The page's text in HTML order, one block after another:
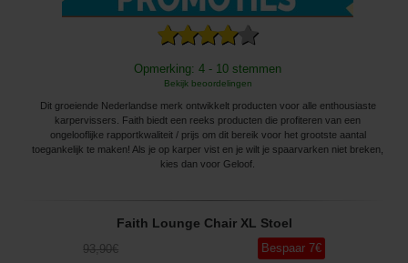
Opmerking: 4 - 10 stemmen
Bekijk beoordelingen
Dit groeiende Nederlandse merk ontwikkelt producten voor alle enthousiaste
karpervissers. Faith biedt een reeks producten die profiteren van een
ongelooflijke rapportkwaliteit / prijs om dit bereik voor het grootste aantal
toegankelijk te maken! Als je op karper vist en je wilt je spaarvarken niet breken,
kies dan voor Geloof.
Faith Lounge Chair XL Stoel
93,90€ Bespaar 7€